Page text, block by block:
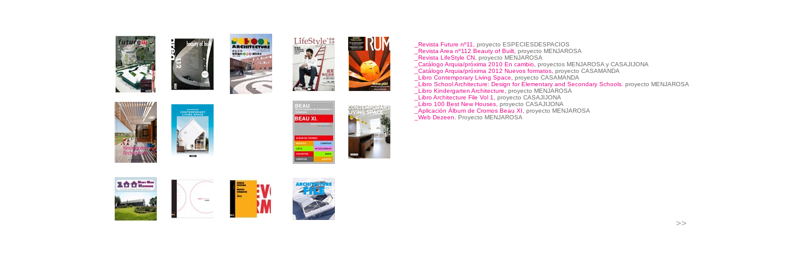
_Revista Future nº11, proyecto ESPECIESDESPACIOS
_Revista Area nº112 Beauty of Built, proyecto MENJAROSA
_Revista LifeStyle CN, proyecto MENJAROSA
_Catálogo Arquia/próxima 2010 En cambio, proyectos MENJAROSA y CASAJIJONA
_Catálogo Arquia/próxima 2012 Nuevos formatos, proyecto CASAMANDA
_Libro Contemporary Living Space, proyecto CASAMANDA
_Libro School Architecture: Design for Elementary and Secondary Schools. proyecto MENJAROSA
_Libro Kindergarten Architecture, proyecto MENJAROSA
_Libro Architecture File Vol 1, proyecto CASAJIJONA
_Libro 100 Best New Houses, proyecto CASAJIJONA
_Aplicación Álbum de Cromos Beau XI, proyecto MENJAROSA
_Web Dezeen.
Proyecto MENJAROSA
>>